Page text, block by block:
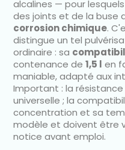
alcalines — pour
des joints et de la buse
corrosion chimique.
distingue un tel
ordinaire : sa
contenance de1,5 l en
maniable, adapté aux
Important : la
universelle ; la
concentration et sa
modèle et doivent être
notice avant emploi.